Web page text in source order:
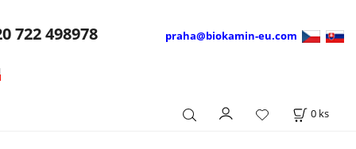
722 498978 praha@biokamin-eu.com
0 ks